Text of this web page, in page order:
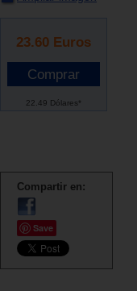
23.60 Euros
22.49 Dólares*
Compartir en:
Save